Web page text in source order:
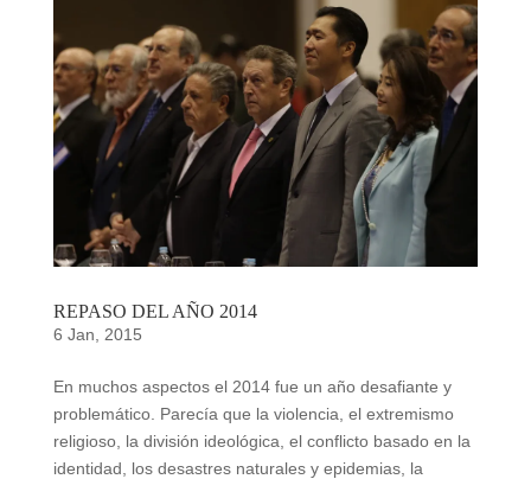
REPASO DEL AÑO 2014
6 Jan, 2015
En muchos aspectos el 2014 fue un año desafiante y
problemático. Parecía que la violencia, el extremismo
religioso, la división ideológica, el conflicto basado en la
identidad, los desastres naturales y epidemias, la